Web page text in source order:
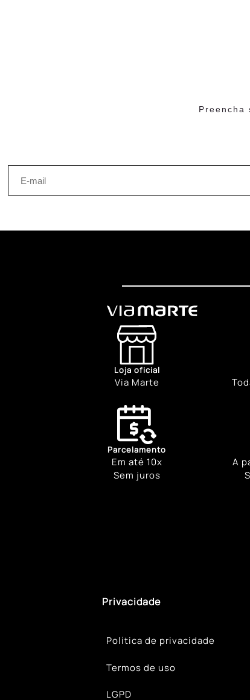
Preencha
Loja oficial
Via Marte
Parcelamento
Em até 10x
Sem juros
A
Privacidade
Política de privacidade
Termos de uso
LGPD